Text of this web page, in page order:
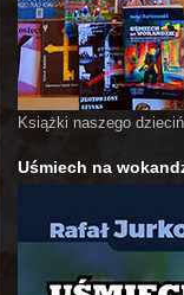
Książki naszego
Uśmiech na